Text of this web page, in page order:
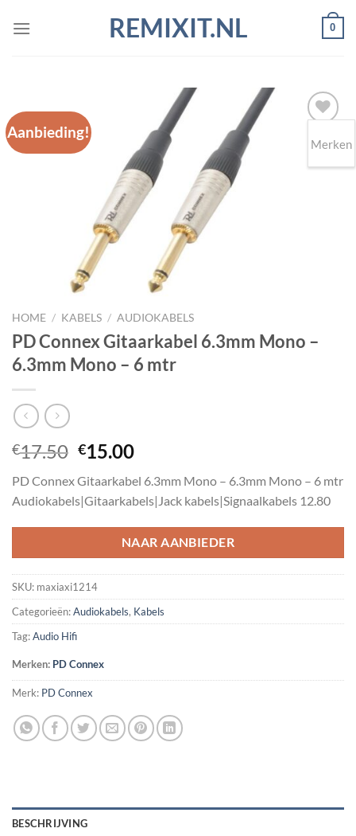
naar
REMIXIT.NL 0
Aanbieding!
Toevoegen
HOME / KABELS / AUDIOKABELS
PD Connex Gitaarkabel 6.3mm Mono –
6.3mm Mono – 6 mtr
€17.50 Oorspronkelijke
was:
€17.50.
€15.00Huidige
is:
€15.00.
PD Connex Gitaarkabel 6.3mm Mono – 6.3mm Mono – 6 mtr
Audiokabels|Gitaarkabels|Jack kabels|Signaalkabels 12.80
NAAR AANBIEDER
SKU: maxiaxi1214
Categorieën:Audiokabels, Kabels
Tag:Audio Hifi
Merken: PD Connex
Merk: PD Connex
BESCHRIJVING
Merken